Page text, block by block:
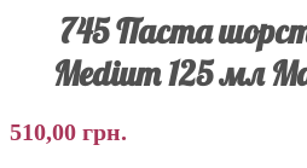
745 Паста
Medium 125 мл
510,00 грн.